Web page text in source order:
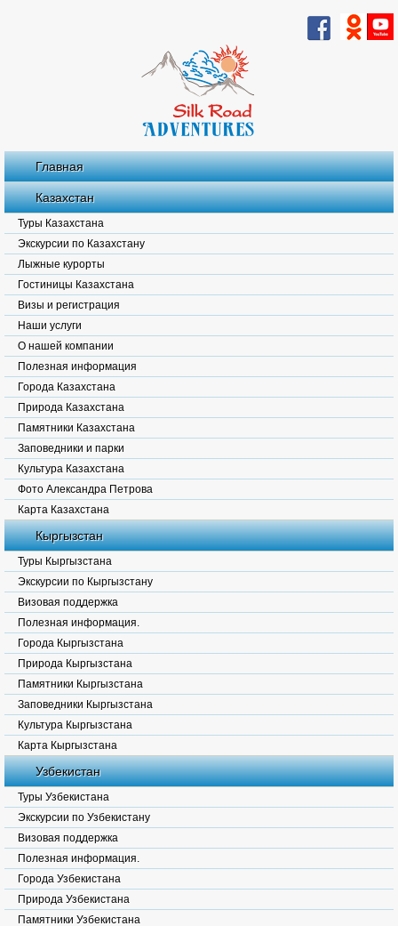
Главная
Казахстан
Туры Казахстана
Экскурсии по Казахстану
Лыжные курорты
Гостиницы Казахстана
Визы и регистрация
Наши услуги
О нашей компании
Полезная информация
Города Казахстана
Природа Казахстана
Памятники Казахстана
Заповедники и парки
Культура Казахстана
Фото Александра Петрова
Карта Казахстана
Кыргызстан
Туры Кыргызстана
Экскурсии по Кыргызстану
Визовая поддержка
Полезная информация.
Города Кыргызстана
Природа Кыргызстана
Памятники Кыргызстана
Заповедники Кыргызстана
Культура Кыргызстана
Карта Кыргызстана
Узбекистан
Туры Узбекистана
Экскурсии по Узбекистану
Визовая поддержка
Полезная информация.
Города Узбекистана
Природа Узбекистана
Памятники Узбекистана